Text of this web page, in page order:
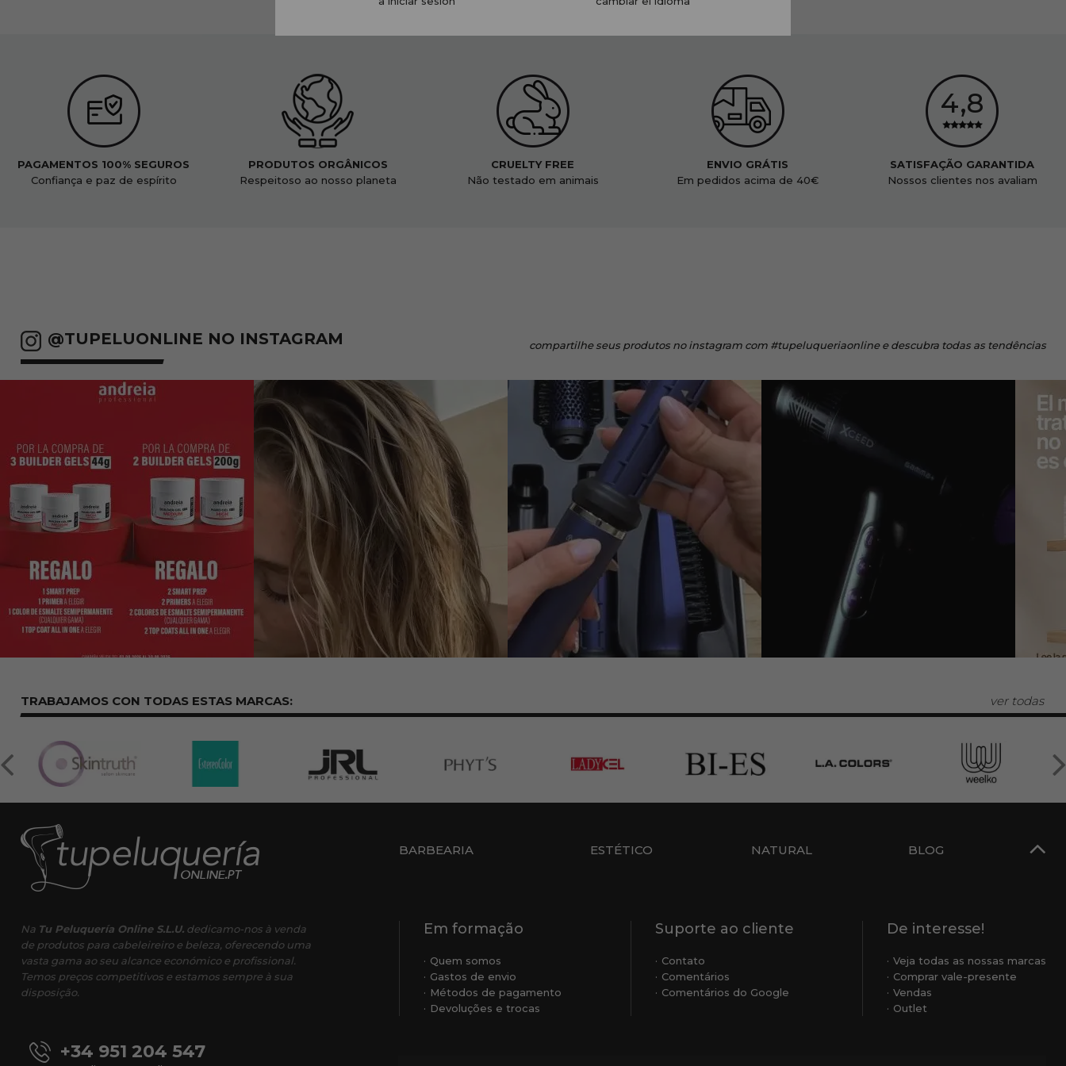
PAGAMENTOS 100% SEGUROS
Confiança e paz de espírito
PRODUTOS ORGÂNICOS
Respeitoso ao nosso planeta
CRUELTY FREE
Não testado em animais
ENVIO GRÁTIS
Em pedidos acima de 40€
SATISFAÇÃO GARANTIDA
Nossos clientes nos avaliam
@TUPELUONLINE NO INSTAGRAM compartilheseus produtos no instagramcom #tupeluqueriaonline e descubra todas as tendências
TRABAJAMOS CON TODAS ESTASMARCAS: ver todas
BARBEARIA ESTÉTICO NATURAL BLOG
Na Tu Peluquería Online S.L.U.dedicamo-nos à venda
de produtos para cabeleireiro e beleza, oferecendo uma
vasta gama ao seu alcance económico e profissional.
Temos preços competitivos e estamos sempre à sua
disposição.
+34 951 204 547
Em formação
Quem somos
Gastos de envio
Métodos de pagamento
Devoluções e trocas
Suporte ao cliente
Contato
Comentários
Comentários do Google
De interesse!
Veja todas as nossas marcas
Comprar vale-presente
Vendas
Outlet